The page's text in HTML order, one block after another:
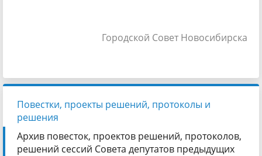
Городской Совет Новосибирска
Повестки, проекты решений, протоколы и
решения
Архив повесток, проектов решений, протоколов,
решений сессий Совета депутатов предыдущих